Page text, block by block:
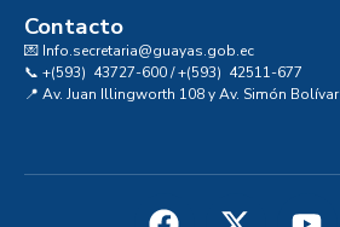
Contacto
💌 Info.secretaria@guayas.gob.ec
📞 +(593) 43727-600 / +(593) 42511-677
📍 Av. Juan Illingworth 108 y Av. Simón Bolívar